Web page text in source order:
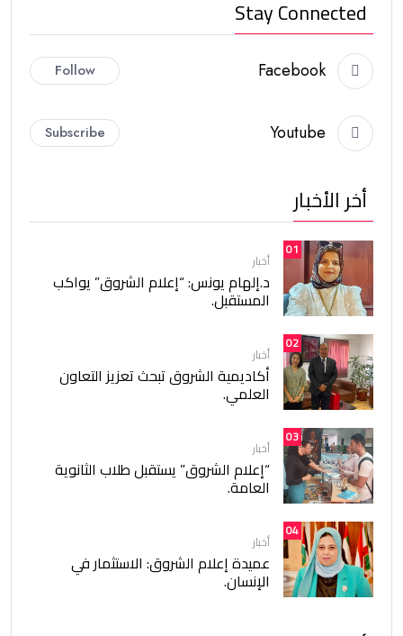
Stay Connected
Facebook
Follow
Youtube
Subscribe
أخر الأخبار
01
أخبار
د.إلهام يونس: “إعلام الشروق” يواكب
المستقبل.
02
أخبار
أكاديمية الشروق تبحث تعزيز التعاون
العلمي.
03
أخبار
“إعلام الشروق” يستقبل طلاب الثانوية
العامة.
04
أخبار
عميدة إعلام الشروق: الاستثمار في
الإنسان.